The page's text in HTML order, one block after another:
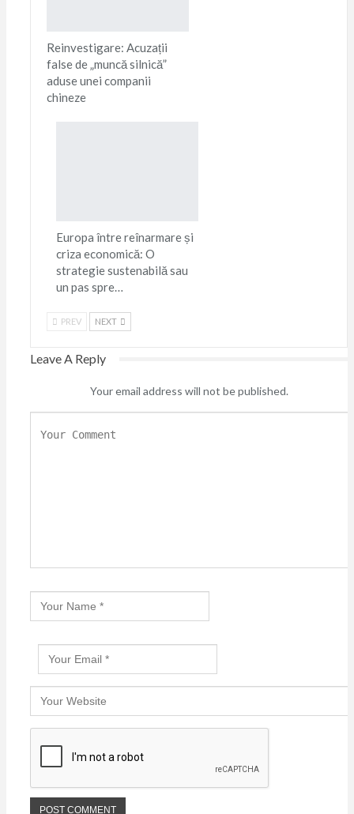
Reinvestigare: Acuzații
false de „muncă silnică”
aduse unei companii
chineze
Europa între reînarmare și
criza economică: O
strategie sustenabilă sau
un pas spre…
PREV NEXT
Leave A Reply
Your email address will not be published.